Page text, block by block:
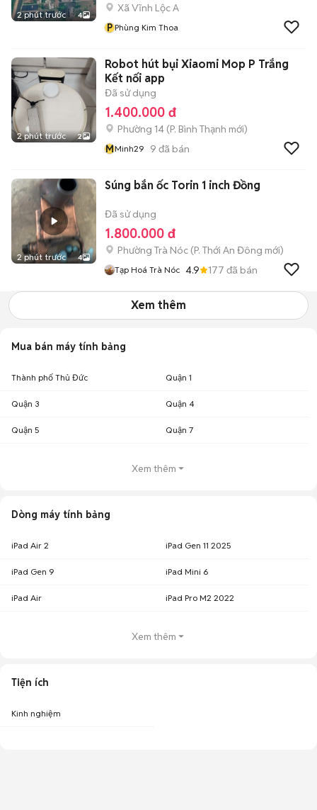
2 phút trước 4
Xã Vĩnh Lộc A
P Phùng Kim Thoa
2 phút trước 2
Robot hút bụi Xiaomi Mop P Trắng
Kết nối app
Đã sử dụng
1.400.000 đ
Phường 14 (P. Bình Thạnh mới)
MMinh29 9 đã bán
2 phút trước 4
Súng bắn ốc Torin 1 inch Đồng
Đã sử dụng
1.800.000 đ
Phường Trà Nóc (P. Thới An Đông mới)
Tạp Hoá Trà Nóc 4.9 177 đã bán
Xem thêm
Mua bán máy tính bảng
Thành phố Thủ Đức Quận 1
Quận 3 Quận 4
Quận 5 Quận 7
Xem thêm
Dòng máy tính bảng
iPad Air 2 iPad Gen 11 2025
iPad Gen 9 iPad Mini 6
iPad Air iPad Pro M2 2022
Xem thêm
Tiện ích
Kinh nghiệm